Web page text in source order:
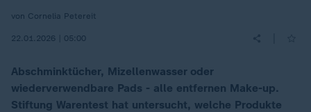
von Cornelia Petereit
22.01.2026 | 05:00
Abschminktücher, Mizellenwasser oder
wiederverwendbare Pads - alle entfernen Make-up.
Stiftung Warentest hat untersucht, welche Produkte